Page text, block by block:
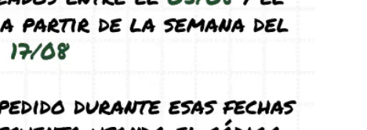
Este módulo es una Caja de forrajeo de 7x7x7cm para el hormiguero
modular 10×10